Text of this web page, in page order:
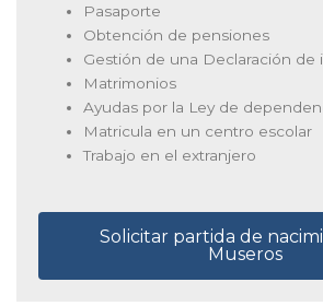
Pasaporte
Obtención de pensiones
Gestión de una Declaración de
Matrimonios
Ayudas por la Ley de
Matricula en un centro escolar
Trabajo en el extranjero
Solicitar partida de
Museros